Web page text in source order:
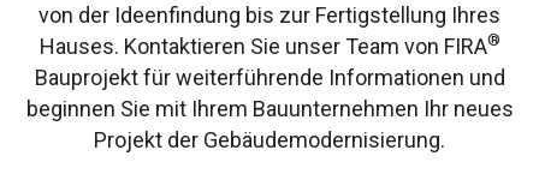
von der Ideenfindung bis zur Fertigstellung Ihres
Hauses. Kontaktieren Sie unser Team von FIRA®
Bauprojekt für weiterführende Informationen und
beginnen Sie mit Ihrem Bauunternehmen Ihr neues
Projekt der Gebäudemodernisierung.